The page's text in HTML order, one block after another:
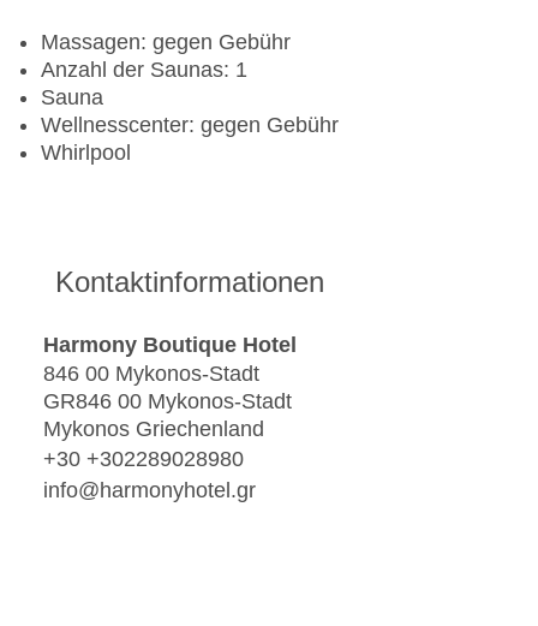
Massagen: gegen Gebühr
Anzahl der Saunas: 1
Sauna
Wellnesscenter: gegen Gebühr
Whirlpool
Kontaktinformationen
Harmony Boutique Hotel
846 00 Mykonos-Stadt
GR846 00 Mykonos-Stadt
Mykonos Griechenland
+30 +302289028980
info@harmonyhotel.gr